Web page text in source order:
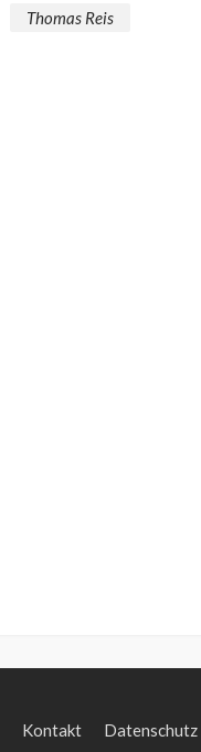
Thomas Reis
Kontakt Datenschutz